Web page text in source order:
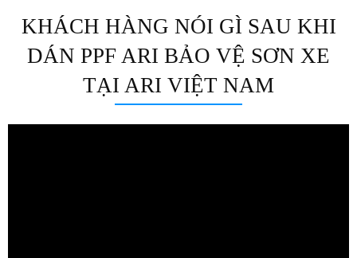
KHÁCH HÀNG NÓI GÌ SAU KHI
DÁN PPF ARI BẢO VỆ SƠN XE
TẠI ARI VIỆT NAM